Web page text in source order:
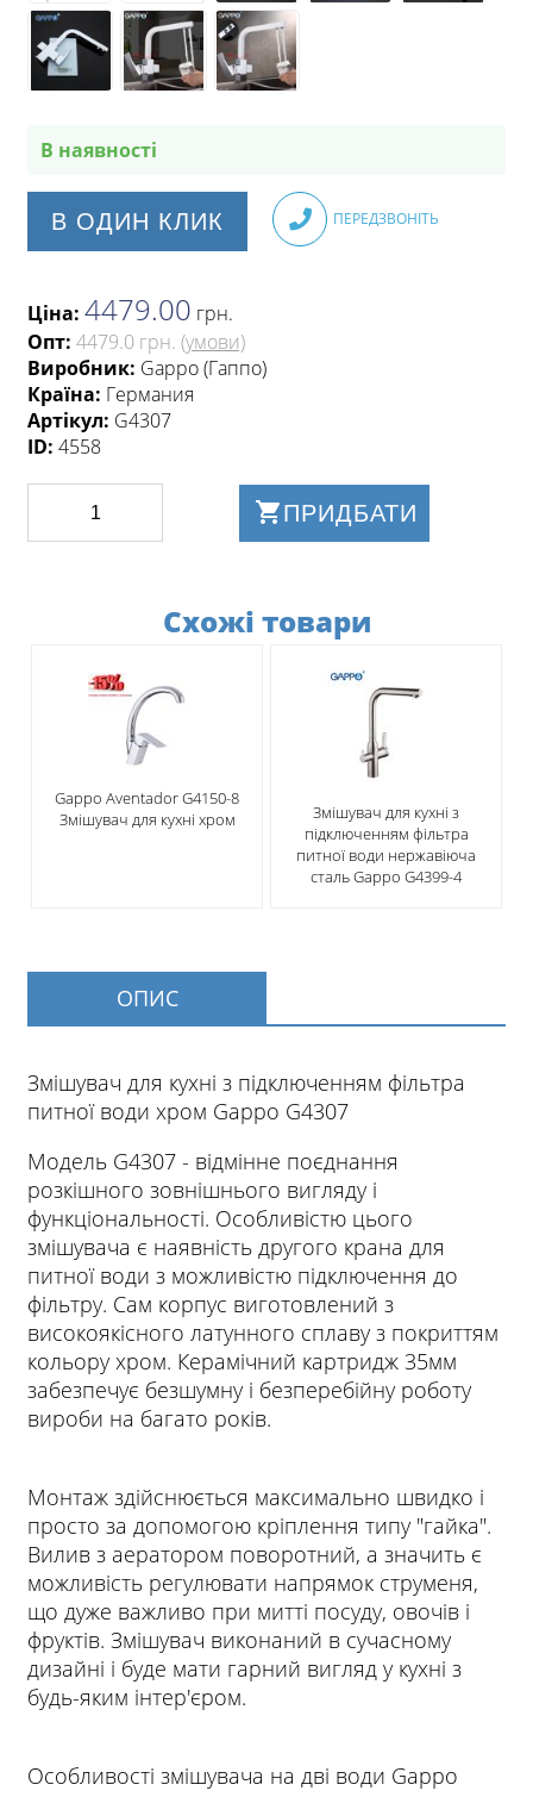
В наявності
В ОДИН КЛИК ПЕРЕДЗВОНІТЬ
Ціна: 4479.00 грн.
Опт: 4479.0 грн. (умови)
Виробник: Gappo (Гаппо)
Країна: Германия
Артікул: G4307
ID: 4558
ПРИДБАТИ
Схожі товари
Gappo Aventador G4150-8
Змішувач для кухні хром
Змішувач для кухні з
підключенням фільтра
питної води нержавіюча
сталь Gappo G4399-4
ОПИС
Змішувач для кухні з підключенням фільтра
питної води хром Gappo G4307
Модель G4307 - відмінне поєднання
розкішного зовнішнього вигляду і
функціональності. Особливістю цього
змішувача є наявність другого крана для
питної води з можливістю підключення до
фільтру. Сам корпус виготовлений з
високоякісного латунного сплаву з покриттям
кольору хром. Керамічний картридж 35мм
забезпечує безшумну і безперебійну роботу
вироби на багато років.
Монтаж здійснюється максимально швидко і
просто за допомогою кріплення типу "гайка".
Вилив з аератором поворотний, а значить є
можливість регулювати напрямок струменя,
що дуже важливо при митті посуду, овочів і
фруктів. Змішувач виконаний в сучасному
дизайні і буде мати гарний вигляд у кухні з
будь-яким інтер'єром.
Особливості змішувача на дві води Gappo